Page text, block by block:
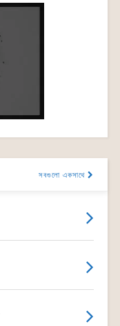
সবগুলো একসাথে